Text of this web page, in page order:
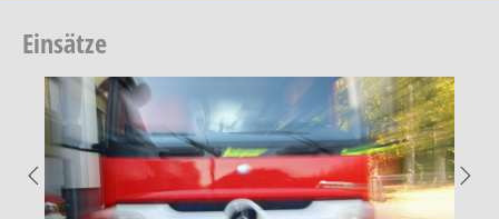
Einsätze
Previous